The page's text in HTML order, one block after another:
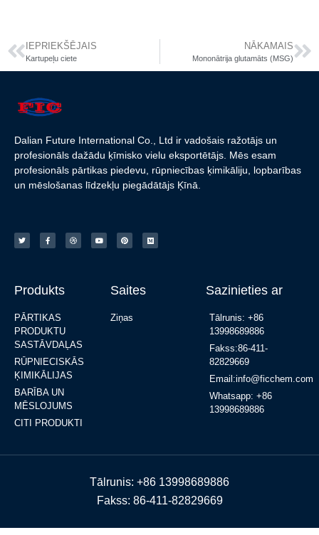
IEPRIEKŠĒJAIS
Kartupeļu ciete
NĀKAMAIS
Mononātrija glutamāts (MSG)
Dalian Future International Co., Ltd ir vadošais ražotājs un
profesionāls dažādu ķīmisko vielu eksportētājs. Mēs esam
profesionāls pārtikas piedevu, rūpniecības ķimikāliju, lopbarības
un mēslošanas līdzekļu piegādātājs Ķīnā.
Produkts
PĀRTIKAS
PRODUKTU
SASTĀVDAĻAS
RŪPNIECISKĀS
ĶIMIKĀLIJAS
BARĪBA UN
MĒSLOJUMS
CITI PRODUKTI
Saites
Ziņas
Sazinieties ar
Tālrunis: +86
13998689886
Fakss:86-411-
82829669
Email:info@ficchem.com
Whatsapp: +86
13998689886
Tālrunis: +86 13998689886
Fakss: 86-411-82829669